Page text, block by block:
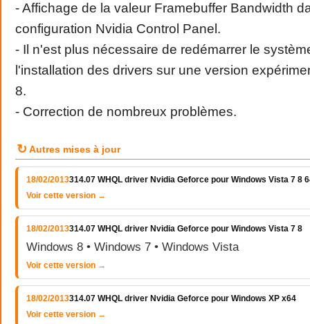
- Affichage de la valeur Framebuffer Bandwidth
configuration Nvidia Control Panel.
- Il n'est plus nécessaire de redémarrer le
l'installation des drivers sur une version
8.
- Correction de nombreux problèmes.
↻ Autres mises à jour
18/02/2013314.07 WHQL driver Nvidia Geforce pour Windows Vista 7 8
Voir cette version →
18/02/2013314.07 WHQL driver Nvidia Geforce pour Windows Vista 7 8
Windows 8 • Windows 7 • Windows Vista
Voir cette version →
18/02/2013314.07 WHQL driver Nvidia Geforce pour Windows XP x64
Voir cette version →